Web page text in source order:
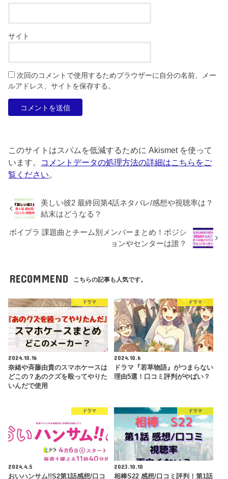
サイト
次回のコメントで使用するためブラウザーに自分の名前、メー
ルアドレス、サイトを保存する。
このサイトはスパムを低減するために Akismet を使って
います。 コメントデータの処理方法の詳細はこちらをご
覧ください。
美しい彼2 最終回第4話ネタバレ/感想や視聴率は？
結末はどうなる？
ボイプラ 課題曲とチーム別メンバーまとめ！ポジシ
ョンやセンターは誰？
RECOMMEND こちらの記事も人気です。
ドラマ
2024.10.16
奈緒や斉藤由貴のスマホケースは
どこの？あのクズを殴ってやりた
いんだで使用
ドラマ
2024.10.6
ドラマ『若草物語』がつまらない
理由5選！口コミ評判がやばい？
ドラマ
2024.4.5
おいハンサム!!S2第1話感想/口コ
ドラマ
2023.10.10
相棒S22 感想/口コミ評判！第1話